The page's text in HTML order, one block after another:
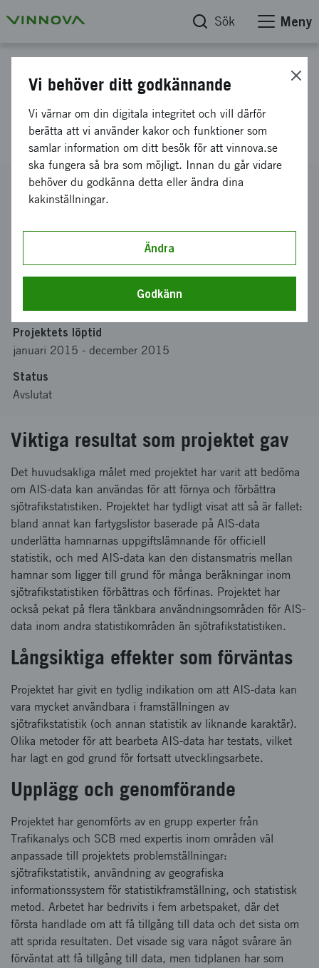
Sök Meny
Förbättrad sjötrafikstatistik
med Big Data en utvärdering
Diarienummer
2014-05466
Koordinator
Statistiska centralbyrån,
Utvecklingsavdelningen
Projektets löptid
januari 2015 - december 2015
Status
Avslutat
Viktiga resultat som projektet gav
Det huvudsakliga målet med projektet har varit att bedöma
om AIS-data kan användas för att förnya och förbättra
sjötrafikstatistiken. Projektet har tydligt visat att så är fallet:
bland annat kan fartygslistor baserade på AIS-data
underlätta hamnarnas uppgiftslämnande för officiell
statistik, och med AIS-data kan den distansmatris mellan
hamnar som ligger till grund för många beräkningar inom
sjötrafikstatistiken förbättras och förfinas. Projektet har
också pekat på flera tänkbara användningsområden för AIS-
data inom andra statistikområden än sjötrafikstatistiken.
Långsiktiga effekter som förväntas
Projektet har givit en tydlig indikation om att AIS-data kan
vara mycket användbara i framställningen av
sjötrafikstatistik (och annan statistik av liknande karaktär).
Olika metoder för att bearbeta AIS-data har testats, vilket
har lagt en god grund för fortsatt utvecklingsarbete.
Upplägg och genomförande
Projektet har genomförts av en grupp experter från
Trafikanalys och SCB med expertis inom områden väl
anpassade till projektets problemställningar:
sjötrafikstatistik, användning av geografiska
informationssystem för statistikframställning, och statistisk
metod. Arbetet har bedrivits i fem arbetspaket, där det
första handlade om att få tillgång till data och det sista om
att sprida resultaten. Det visade sig vara något svårare än
förväntat att få tillgång till data, men tidplanen har som
Vi behöver ditt godkännande
Vi värnar om din digitala integritet och vill därför
berätta att vi använder kakor och funktioner som
samlar information om ditt besök för att vinnova.se
ska fungera så bra som möjligt. Innan du går vidare
behöver du godkänna detta eller ändra dina
kakinställningar.
Ändra
Godkänn